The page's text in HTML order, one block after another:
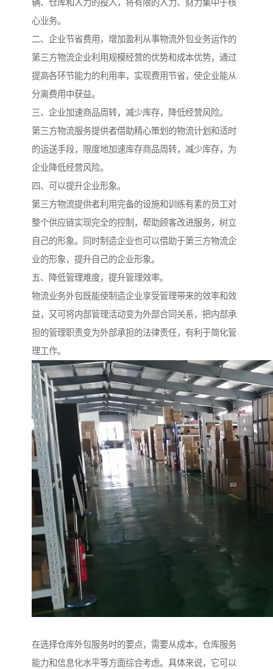
辆、仓库和人力的投入，将有限的人力、财力集中于核
心业务。
二、企业节省费用，增加盈利从事物流外包业务运作的
第三方物流企业利用规模经营的优势和成本优势，通过
提高各环节能力的利用率，实现费用节省，使企业能从
分离费用中获益。
三、企业加速商品周转，减少库存，降低经营风险。
第三方物流服务提供者借助精心策划的物流计划和适时
的运送手段，限度地加速库存商品周转，减少库存，为
企业降低经营风险。
四、可以提升企业形象。
第三方物流提供者利用完备的设施和训练有素的员工对
整个供应链实现完全的控制，帮助顾客改进服务，树立
自己的形象。同时制造企业也可以借助于第三方物流企
业的形象，提升自己的企业形象。
五、降低管理难度，提升管理效率。
物流业务外包既能使制造企业享受管理带来的效率和效
益，又可将内部管理活动变为外部合同关系，把内部承
担的管理职责变为外部承担的法律责任，有利于简化管
理工作。
在选择仓库外包服务时的要点，需要从成本，仓库服务
能力和信息化水平等方面综合考虑。具体来说，它可以